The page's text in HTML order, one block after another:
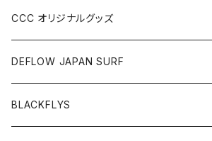
CCC オリジナルグッズ
DEFLOW JAPAN SURF
BLACKFLYS